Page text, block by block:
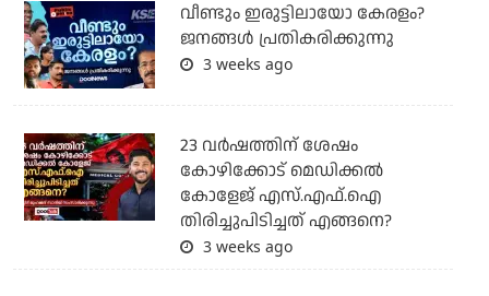
വീണ്ടും ഇരുട്ടിലായോ കേരളം?
ജനങ്ങൾ പ്രതികരിക്കുന്നു
3 weeks ago
23 വർഷത്തിന് ശേഷം
കോഴിക്കോട് മെഡിക്കൽ
കോളേജ് എസ്.എഫ്.ഐ
തിരിച്ചുപിടിച്ചത് എങ്ങനെ?
3 weeks ago